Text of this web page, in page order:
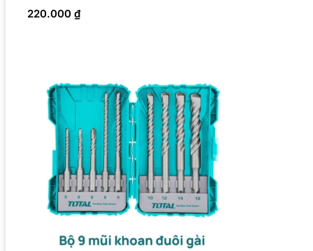
220.000 ₫